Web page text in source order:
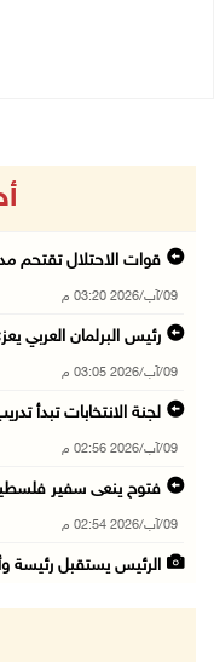
قوات الاحتلال تقتحم
09/آب/2026 03:20 م
رئيس البرلمان العربي
09/آب/2026 03:05 م
لجنة الانتخابات تبدأ
09/آب/2026 02:56 م
فتوح ينعى سفير
09/آب/2026 02:54 م
الرئيس يستقبل رئيسة
وزراء وأعضاء كنيست